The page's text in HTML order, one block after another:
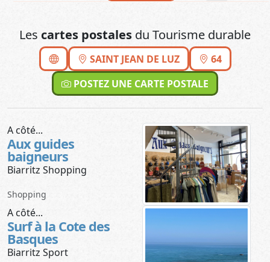
Les cartes postales du Tourisme durable
SAINT JEAN DE LUZ
64
POSTEZ UNE CARTE POSTALE
A côté...
Aux guides
baigneurs
Biarritz Shopping
Shopping
A côté...
Surf à la Cote des
Basques
Biarritz Sport